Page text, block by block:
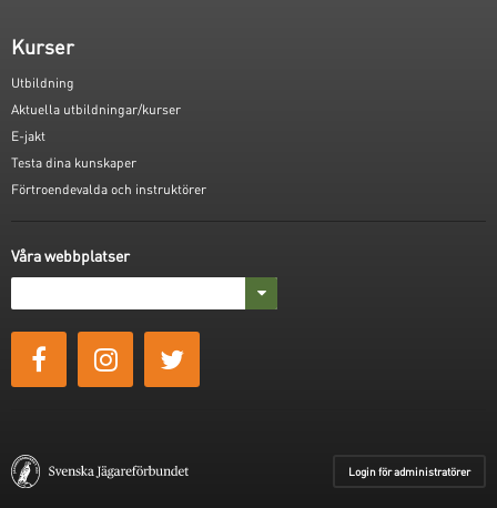
Kurser
Utbildning
Aktuella utbildningar/kurser
E-jakt
Testa dina kunskaper
Förtroendevalda och instruktörer
Våra webbplatser
Login för administratörer